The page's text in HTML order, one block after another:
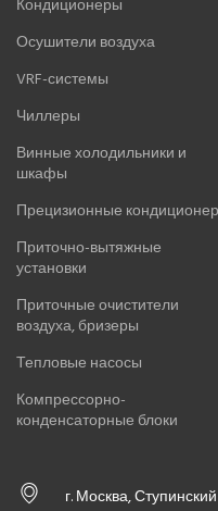
Осушители воздуха
VRF-системы
Чиллеры
Винные холодильники и
шкафы
Прецизионные
Приточно-вытяжные
установки
Приточные очистители
воздуха, бризеры
Тепловые насосы
Компрессорно-
конденсаторные блоки
г. Москва, Ступинский